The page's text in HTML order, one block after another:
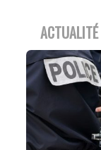
ACTUALITÉ